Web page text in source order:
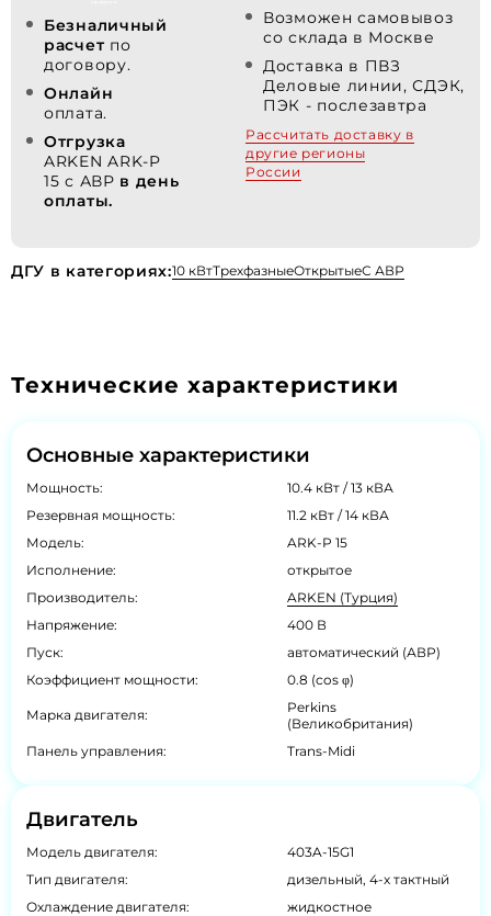
Безналичный
расчет по
договору.
Онлайн
оплата.
Отгрузка
ARKEN ARK-P
15 с АВР в день
оплаты.
Возможен самовывоз
со склада в Москве
Доставка в ПВЗ
Деловые линии, СДЭК,
ПЭК - послезавтра
Рассчитать доставку в
другие регионы
России
ДГУ в категориях:10 кВтТрехфазныеОткрытыеС АВР
Технические характеристики
Основные характеристики
Мощность:
10.4 кВт / 13 кВА
Резервная мощность:
11.2 кВт / 14 кВА
Модель:
ARK-P 15
Исполнение:
открытое
Производитель:
ARKEN (Турция)
Напряжение:
400 В
Пуск:
автоматический (АВР)
Коэффициент мощности:
0.8 (cos φ)
Марка двигателя:
Perkins
(Великобритания)
Панель управления:
Trans-Midi
Двигатель
Модель двигателя:
403A-15G1
Тип двигателя:
дизельный, 4-х тактный
Охлаждение двигателя:
жидкостное